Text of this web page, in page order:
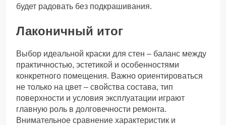
будет радовать без подкрашивания.
Лаконичный итог
Выбор идеальной краски для стен – баланс между
практичностью, эстетикой и особенностями
конкретного помещения. Важно ориентироваться
не только на цвет – свойства состава, тип
поверхности и условия эксплуатации играют
главную роль в долговечности ремонта.
Внимательное сравнение характеристик и